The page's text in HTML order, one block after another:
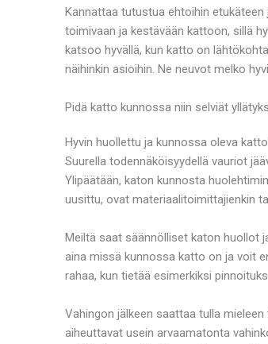
Kannattaa tutustua ehtoihin
toimivaan ja kestävään kattoon, sillä
katsoo hyvällä, kun katto on
näihinkin asioihin. Ne neuvot melko
Pidä katto kunnossa niin selviät
Hyvin huollettu ja kunnossa oleva
Suurella todennäköisyydellä vauriot
Ylipäätään, katon kunnosta
uusittu, ovat materiaalitoimittajienkin
Meiltä saat säännölliset katon huollot
aina missä kunnossa katto on ja voit
rahaa, kun tietää esimerkiksi
Vahingon jälkeen saattaa tulla
aiheuttavat usein arvaamatonta